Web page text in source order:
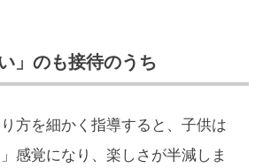
」のも接待のうち
方を細かく指導すると、子供は
感覚になり、楽しさが半減しま